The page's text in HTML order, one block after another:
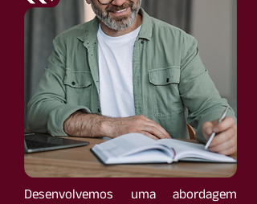
Desenvolvemos uma abordagem